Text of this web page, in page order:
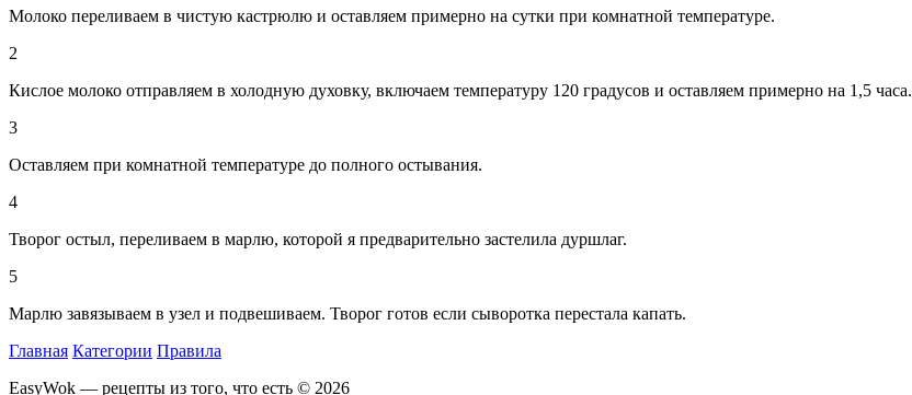
Молоко переливаем в чистую кастрюлю и оставляем примерно на сутки при комнатной температуре.
2
Кислое молоко отправляем в холодную духовку, включаем температуру 120 градусов и оставляем примерно на 1,5 часа.
3
Оставляем при комнатной температуре до полного остывания.
4
Творог остыл, переливаем в марлю, которой я предварительно застелила дуршлаг.
5
Марлю завязываем в узел и подвешиваем. Творог готов если сыворотка перестала капать.
Главная Категории Правила
EasyWok — рецепты из того, что есть © 2026